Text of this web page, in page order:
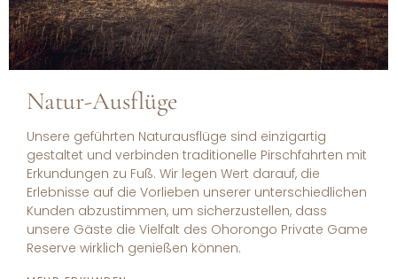
Mahlzeiten in der Natur - Feste in
der Wildnis
Feiere Deine besonderen Momente, sei es ein
Geburtstag, ein Jahrestag oder ein anderer wichtiger
Anlass, mit einem spektakulären Brunch oder
Abendessen inmitten der Natur. Unsere Wilderness
Feasts sorgen für ein unvergessliches Erlebnis, das Dir
noch lange in Erinnerung bleiben wird!